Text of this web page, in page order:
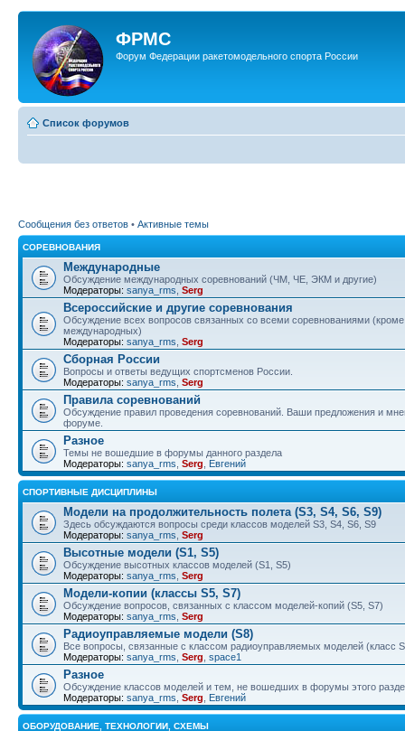
ФРМС
Форум Федерации ракетомодельного спорта России
Список форумов
Сообщения без ответов • Активные темы
СОРЕВНОВАНИЯ
Международные
Обсуждение международных соревнований (ЧМ, ЧЕ, ЭКМ и другие)
Модераторы: sanya_rms Serg
Всероссийские и другие соревнования
Обсуждение всех вопросов связанных со всеми соревнованиями (кроме
международных)
Модераторы: sanya_rms Serg
Сборная России
Вопросы и ответы ведущих спортсменов России.
Модераторы: sanya_rms Serg
Правила соревнований
Обсуждение правил проведения соревнований. Ваши предложения и
форуме.
Разное
Темы не вошедшие в форумы данного раздела
Модераторы: sanya_rms Serg Евгений
СПОРТИВНЫЕ ДИСЦИПЛИНЫ
Модели на продолжительность полета (S3, S4, S6, S9)
Здесь обсуждаются вопросы среди классов моделей S3, S4, S6, S9
Модераторы: sanya_rms Serg
Высотные модели (S1, S5)
Обсуждение высотных классов моделей (S1, S5)
Модераторы: sanya_rms Serg
Модели-копии (классы S5, S7)
Обсуждение вопросов, связанных с классом моделей-копий (S5, S7)
Модераторы: sanya_rms Serg
Радиоуправляемые модели (S8)
Все вопросы, связанные с классом радиоуправляемых моделей (класс
Модераторы: sanya_rms Serg space1
Разное
Обсуждение классов моделей и тем, не вошедших в форумы этого
Модераторы: sanya_rms Serg Евгений
ОБОРУДОВАНИЕ, ТЕХНОЛОГИИ, СХЕМЫ